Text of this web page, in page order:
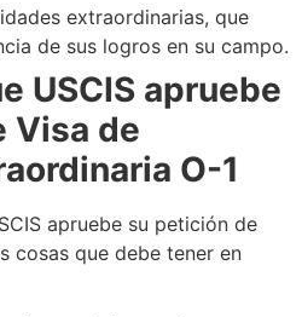
extraordinarias, que
de sus logros en su campo.
USCIS apruebe
Visa de
O-1
apruebe su petición de
cosas que debe tener en